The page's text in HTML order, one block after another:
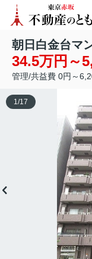
朝日白金台マ
34.5万円～
管理/共益費 0円～
1/17